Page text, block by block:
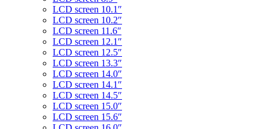
LCD screen 10.1″
LCD screen 10.2″
LCD screen 11.6″
LCD screen 12.1″
LCD screen 12.5″
LCD screen 13.3″
LCD screen 14.0″
LCD screen 14.1″
LCD screen 14.5″
LCD screen 15.0″
LCD screen 15.6″